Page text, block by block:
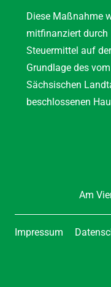
Diese Maßnahme
mitfinanziert durch
Steuermittel auf
Grundlage des vom
Sächsischen
beschlossenen
Am
Impressum